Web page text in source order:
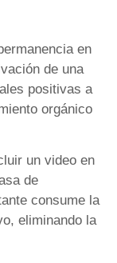
en
de una
positivas a
orgánico
un video en
de
consume la
eliminando la